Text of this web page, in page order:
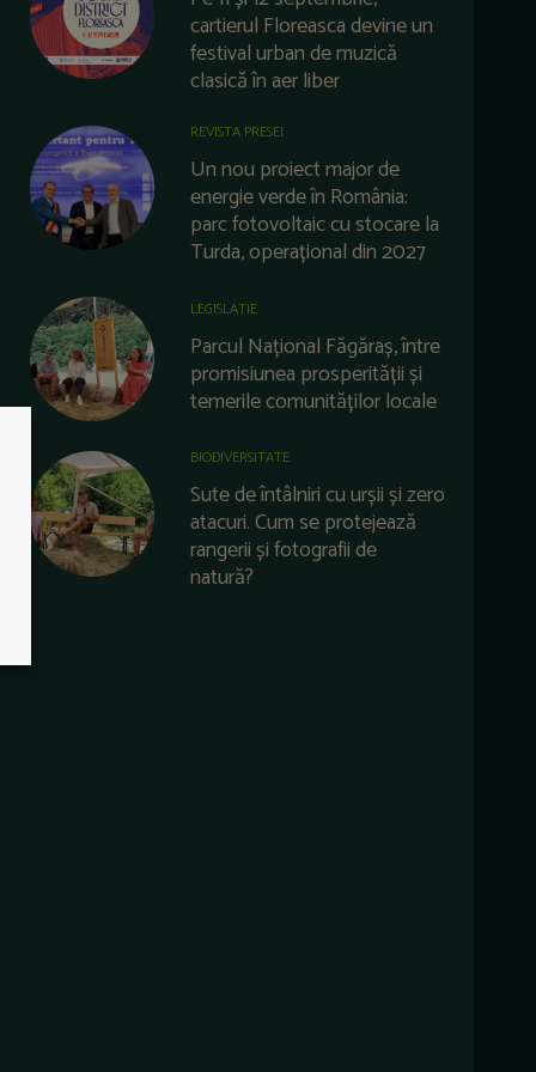
cartierul Floreasca devine un
festival urban de muzică
clasică în aer liber
REVISTA PRESEI
Un nou proiect major de
energie verde în România:
parc fotovoltaic cu stocare la
Turda, operațional din 2027
LEGISLATIE
Parcul Național Făgăraș, între
promisiunea prosperității și
temerile comunităților locale
BIODIVERSITATE
Sute de întâlniri cu urșii și zero
atacuri. Cum se protejează
rangerii și fotografii de
natură?